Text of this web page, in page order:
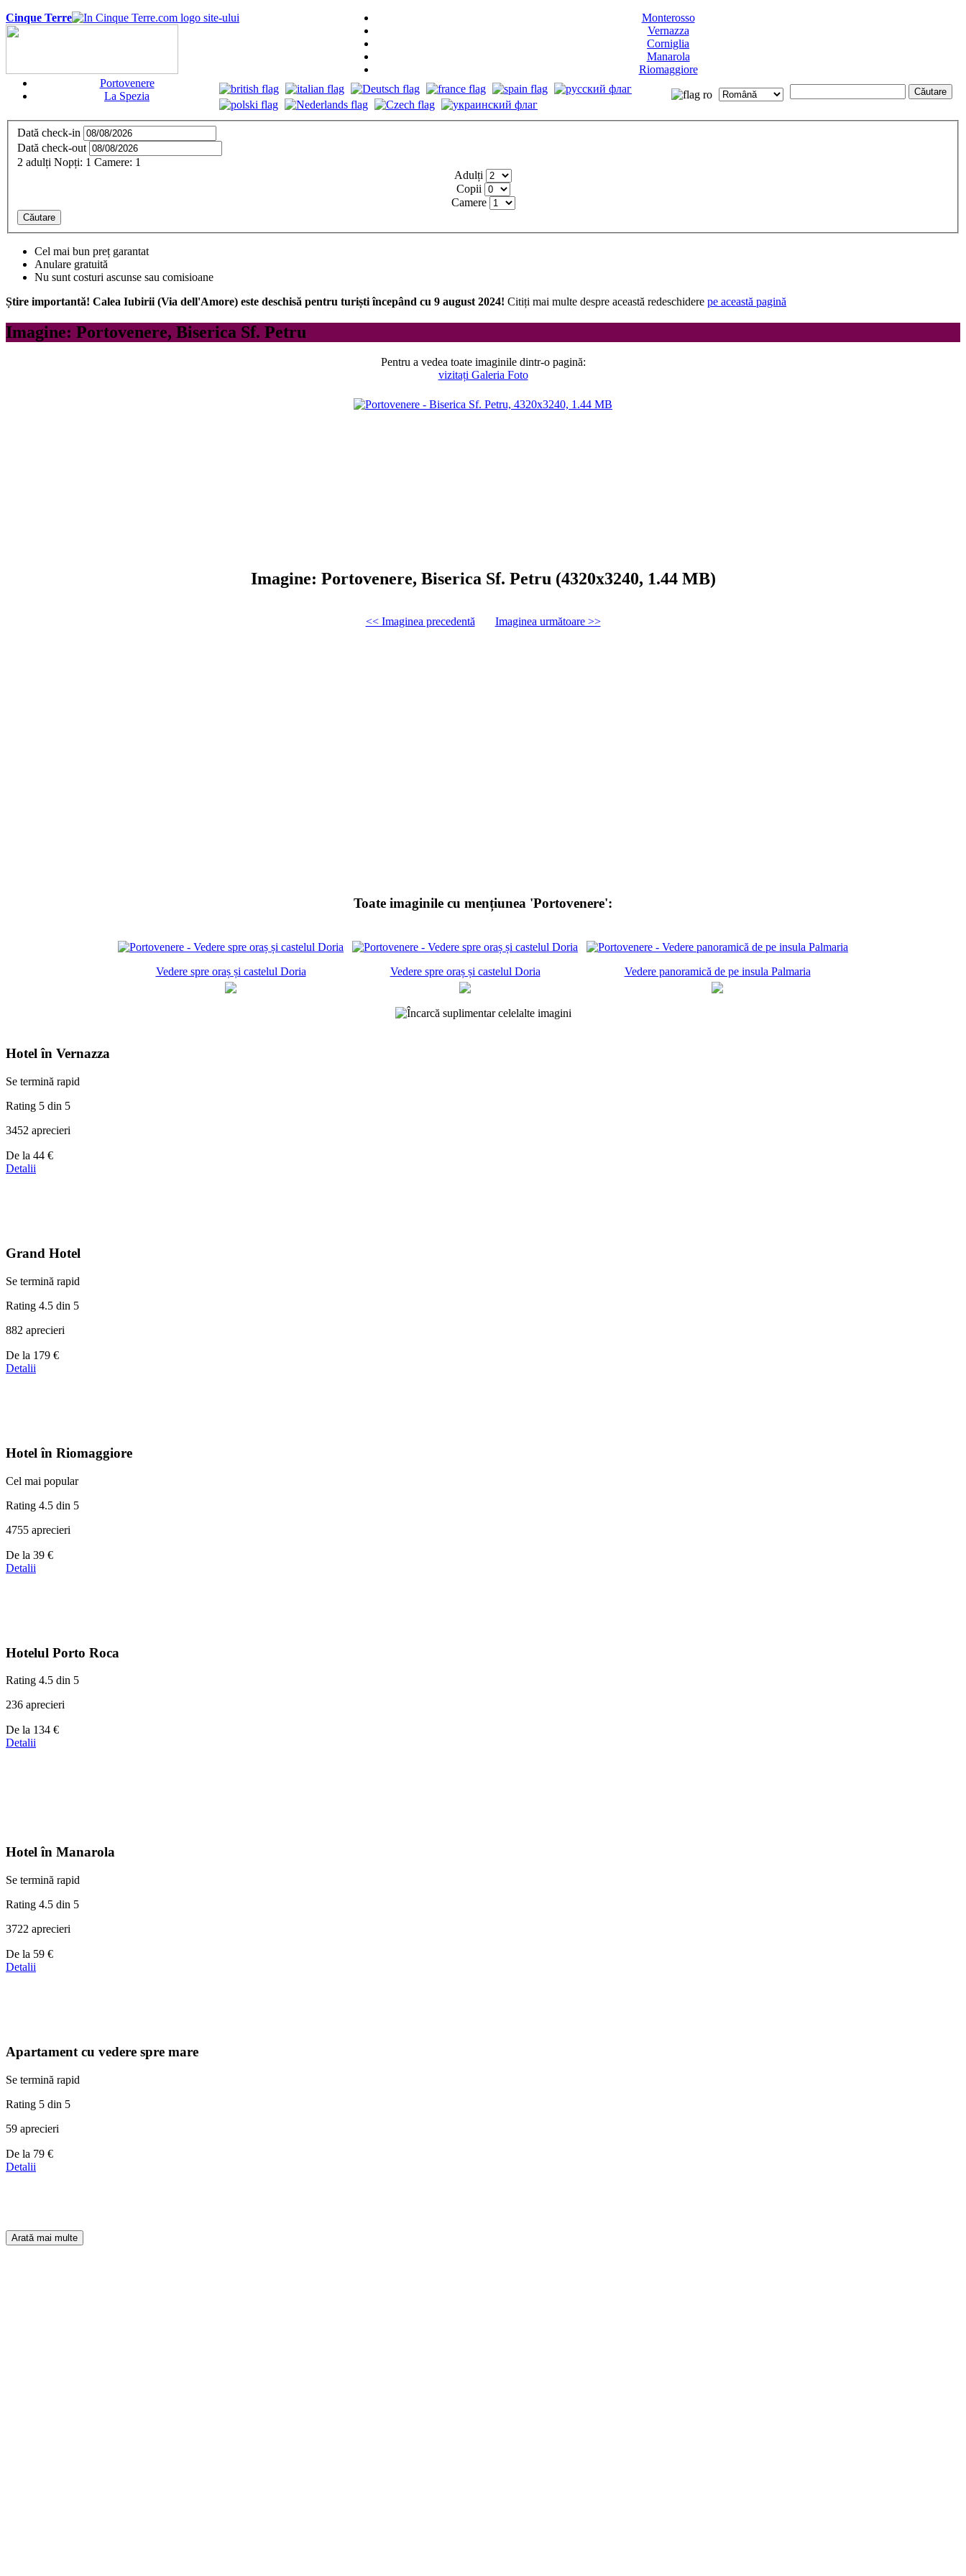
Cinque Terre
Monterosso
Vernazza
Corniglia
Manarola
Riomaggiore
Portovenere
La Spezia
Dată check-in
Dată check-out
2 adulți Nopți: 1 Camere: 1
Adulți
Copii
Camere
Căutare
Cel mai bun preț garantat
Anulare gratuită
Nu sunt costuri ascunse sau comisioane
Știre importantă! Calea Iubirii (Via dell'Amore) este deschisă pentru turiști începând cu 9 august 2024! Citiți mai multe despre această redeschidere pe această pagină
Imagine: Portovenere, Biserica Sf. Petru
Pentru a vedea toate imaginile dintr-o pagină:
vizitați Galeria Foto
Imagine: Portovenere, Biserica Sf. Petru (4320x3240, 1.44 MB)
<< Imaginea precedentă Imaginea următoare >>
Toate imaginile cu mențiunea 'Portovenere':
Vedere spre oraș și castelul Doria Vedere spre oraș și castelul Doria Vedere panoramică de pe insula Palmaria
Hotel în Vernazza
Se termină rapid
Rating 5 din 5
3452 aprecieri
Prețuri
de
De la 44 €
Detalii
Grand Hotel
Se termină rapid
Rating 4.5 din 5
882 aprecieri
Prețuri
de
De la 179 €
Detalii
Hotel în Riomaggiore
Cel mai popular
Rating 4.5 din 5
4755 aprecieri
Prețuri
de
De la 39 €
Detalii
Hotelul Porto Roca
Rating 4.5 din 5
236 aprecieri
Prețuri
de
De la 134 €
Detalii
Hotel în Manarola
Se termină rapid
Rating 4.5 din 5
3722 aprecieri
Prețuri
de
De la 59 €
Detalii
Apartament cu vedere spre mare
Se termină rapid
Rating 5 din 5
59 aprecieri
Prețuri
de
De la 79 €
Detalii
Arată mai multe